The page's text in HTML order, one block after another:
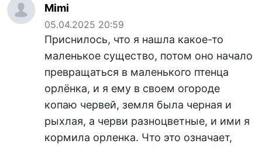
Mimi
05.04.2025 20:59
Приснилось, что я нашла какое-то
маленькое существо, потом оно начало
превращаться в маленького птенца
орлёнка, и я ему в своем огороде
копаю червей, земля была черная и
рыхлая, а черви разноцветные, и ими я
кормила орленка. Что это означает,